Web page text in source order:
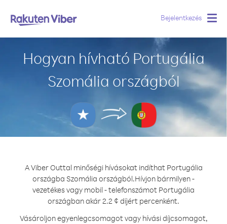
Bejelentkezés
Hogyan hívható Portugália
Szomália országból
A Viber Outtal minőségi hívásokat indíthat Portugália
országba Szomália országból.Hívjon bármilyen -
vezetékes vagy mobil - telefonszámot Portugália
országban akár 2.2 ¢ díjért percenként.
Vásároljon egyenlegcsomagot vagy hívási díjcsomagot,